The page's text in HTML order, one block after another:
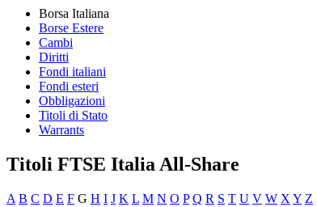
Borsa Italiana
Borse Estere
Cambi
Diritti
Fondi italiani
Fondi esteri
Obbligazioni
Titoli di Stato
Warrants
Titoli FTSE Italia All-Share
A B C D E F G H I J K L M N O P Q R S T U V W X Y Z